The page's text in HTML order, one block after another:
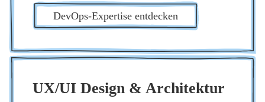
DevOps-Exper­ti­se ent­de­cken
UX/UI Design & Archi­tek­tur